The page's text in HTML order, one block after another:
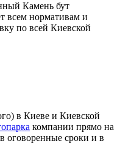
Камень бут
всем нормативам и
по всей Киевской
в Киеве и Киевской
компании прямо на
оговоренные сроки и в